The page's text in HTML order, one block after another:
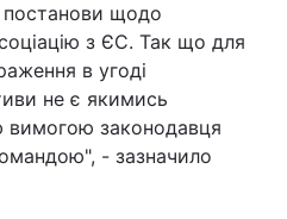
постанови щодо
з ЄС. Так що для
в угоді
не є якимись
вимогою законодавця
- зазначило